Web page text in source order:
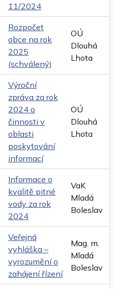
11/2024
Rozpočet
obce na rok
2025
(schválený)
OÚ
Dlouhá
Lhota
Výroční
zpráva za rok
2024 o
činnosti v
oblasti
poskytování
informací
OÚ
Dlouhá
Lhota
Informace o
kvalitě pitné
vody za rok
2024
VaK
Mladá
Boleslav
Veřejná
vyhláška –
vyrozumění o
zahájení řízení
Mag. m.
Mladá
Boleslav